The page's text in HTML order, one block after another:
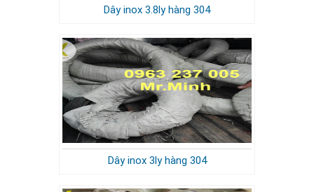
Dây inox 3.8ly hàng 304
Dây inox 3ly hàng 304